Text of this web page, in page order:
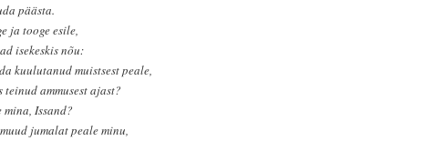
päästa.
ja tooge esile,
isekeskis nõu:
kuulutanud muistsest peale,
teinud ammusest ajast?
mina, Issand?
jumalat peale minu,